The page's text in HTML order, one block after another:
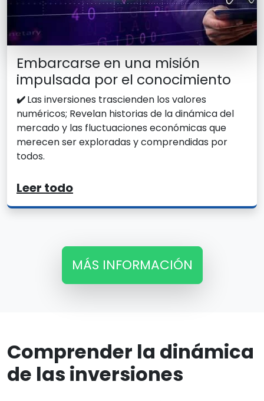
Embarcarse en una misión
impulsada por el conocimiento
✔️Las inversiones trascienden los valores
numéricos; Revelan historias de la dinámica del
mercado y las fluctuaciones económicas que
merecen ser exploradas y comprendidas por
todos.
Leer todo
MÁS INFORMACIÓN
Comprender la dinámica
de las inversiones